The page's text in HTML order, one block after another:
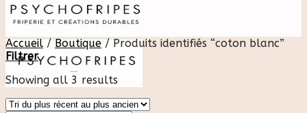
Accueil / Boutique /Produits identifiés “coton blanc”
Filtrer
Showing all 3 results